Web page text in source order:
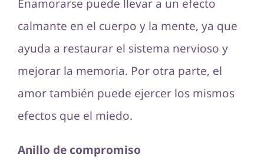
Enamorarse puede llevar a un efecto
calmante en el cuerpo y la mente, ya que
ayuda a restaurar el sistema nervioso y
mejorar la memoria. Por otra parte, el
amor también puede ejercer los mismos
efectos que el miedo.
Anillo de compromiso